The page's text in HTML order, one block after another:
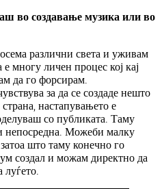
во создавање музика или во
различни света и уживам
многу личен процес кој кај
да го форсирам.
за да се создаде нешто
настапувањето е
со публиката. Таму
непосредна. Можеби малку
што таму конечно го
создал и можам директно да
луѓето.